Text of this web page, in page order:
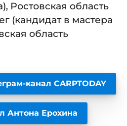
Ростовская область
(кандидат в мастера
область
канал CARPTODAY
Антона Ерохина